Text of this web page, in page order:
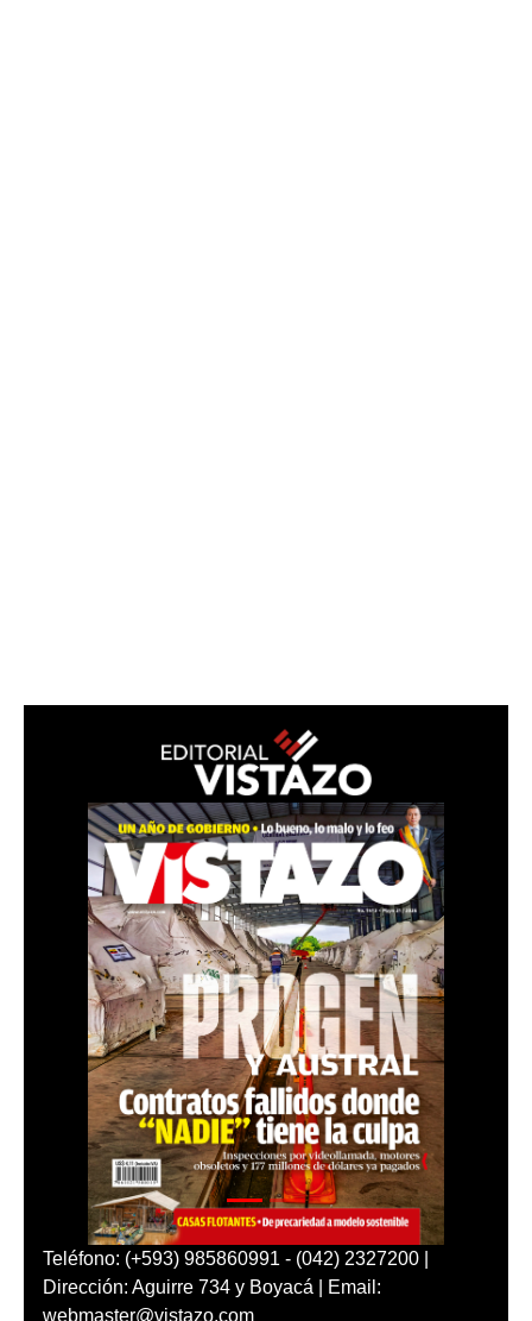
Teléfono: (+593) 985860991 - (042) 2327200 |
Dirección: Aguirre 734 y Boyacá | Email:
webmaster@vistazo.com